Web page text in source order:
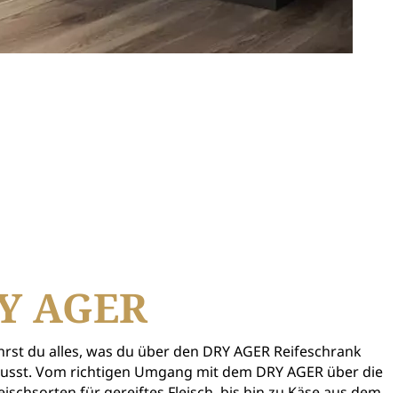
AGER
du alles, was du über den DRY AGER Reifeschrank
Vom richtigen Umgang mit dem DRY AGER über die